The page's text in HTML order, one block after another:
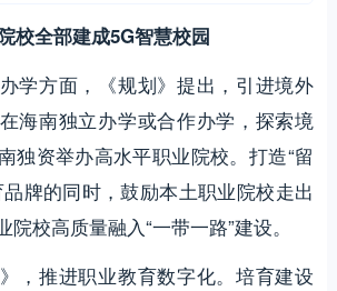
全部建成5G智慧校园
方面，《规划》提出，引进境外
海南独立办学或合作办学，探索境
独资举办高水平职业院校。打造“留
牌的同时，鼓励本土职业院校走出
校高质量融入“一带一路”建设。
推进职业教育数字化。培育建设